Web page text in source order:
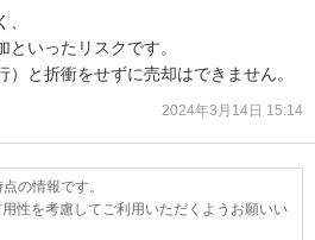
いったリスクです。
と折衝をせずに売却はできません。
2024年3月14日 15:14
の情報です。
性を考慮してご利用いただくようお願いい